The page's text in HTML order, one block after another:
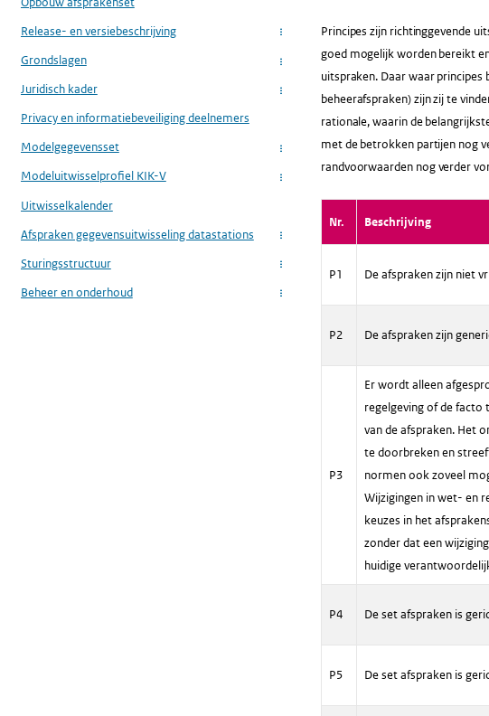
Release- en versiebeschrijving
...
Grondslagen ...
Juridisch kader ...
Privacy en informatiebeveiliging deelnemers
Modelgegevensset
...
Modeluitwisselprofiel KIK-V ...
Uitwisselkalender
Afspraken gegevensuitwisseling datastations
...
Sturingsstructuur ...
Beheer en onderhoud ...
Principes zijn richtinggevende
goed mogelijk worden bereikt
uitspraken. Daar waar principes
beheerafspraken) zijn zij te
rationale, waarin de
met de betrokken partijen nog
randvoorwaarden nog verder
Nr. Beschrijving
P1 De afspraken zijn niet
P2 De afspraken zijn
P3
Er wordt alleen
regelgeving of de facto
van de afspraken. Het
te doorbreken en
normen ook zoveel
Wijzigingen in wet- en
keuzes in het
zonder dat een
huidige
P4 De set afspraken is
P5 De set afspraken is